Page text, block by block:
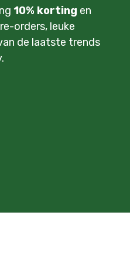
10% korting en
orders, leuke
de laatste trends